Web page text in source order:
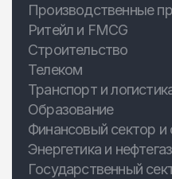
Производственные
Ритейл и FMCG
Строительство
Телеком
Транспорт и
Образование
Финансовый сектор и
Энергетика и нефтегаз
Государственный